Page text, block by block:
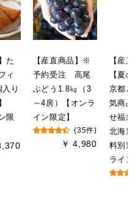
た
ィ
り
限
【産直商品】※
予約受注 高尾
ぶどう1.8㎏（3
～4房）【オンラ
イン限定】
(35件)
￥ 4,980
【産
【夏
京都ど
気商品
せ福袋
北海道
料別途
ライン